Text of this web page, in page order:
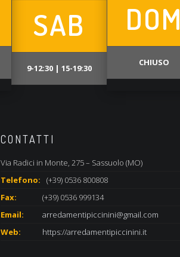
SAB
9-12:30 | 15-19:30
DOM
CHIUSO
CONTATTI
Via Radici in Monte, 275 – Sassuolo (MO)
Telefono:
(+39) 0536 800808
Fax:
(+39) 0536 999134
Email:
arredamentipiccinini@gmail.com
Web:
https://arredamentipiccinini.it